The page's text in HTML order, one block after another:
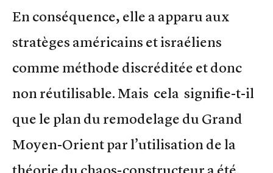
En conséquence, elle a apparu aux
stratèges américains et israéliens
comme méthode discréditée et donc
non réutilisable. Mais cela signifie-t-il
que le plan du remodelage du Grand
Moyen-Orient par l’utilisation de la